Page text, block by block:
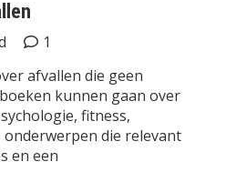
1
afvallen die geen
kunnen gaan over
fitness,
die relevant
en een